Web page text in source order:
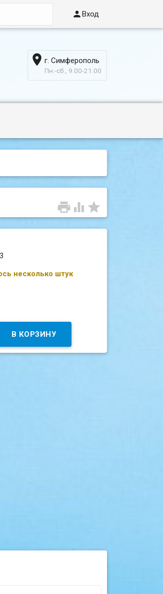
Вход
 г. Симферополь
Пн.-сб., 9.00-21.00
  
несколько штук